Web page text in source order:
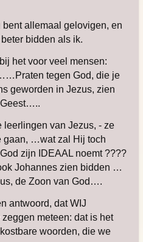
allemaal gelovigen, en
bidden als ik.
het voor veel mensen:
tegen God, die je
geworden in Jezus, zien
leerlingen van Jezus, - ze
gaan, …wat zal Hij toch
zijn IDEAAL noemt ????
Johannes zien bidden …
de Zoon van God….
antwoord, dat WIJ
meteen: dat is het
woorden, die we